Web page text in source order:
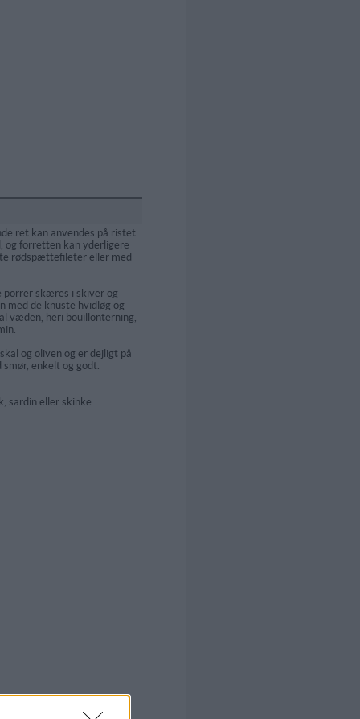
ret kan anvendes på ristet
og forretten kan yderligere
rødspættefileter eller med
porrer skæres i skiver og
med de knuste hvidløg og
væden, heri bouillonterning,
og oliven og er dejligt på
enkelt og godt.
sardin eller skinke.